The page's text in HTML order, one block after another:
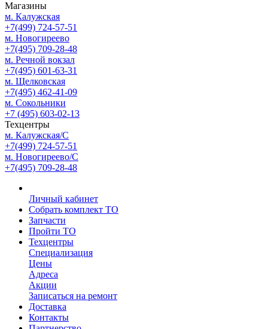
Магазины
м. Калужская
+7(499) 724-57-51
м. Новогиреево
+7(495) 709-28-48
м. Речной вокзал
+7(495) 601-63-31
м. Щелковская
+7(495) 462-41-09
м. Сокольники
+7 (495) 603-02-13
Техцентры
м. Калужская/С
+7(499) 724-57-51
м. Новогиреево/С
+7(495) 709-28-48
Личный кабинет
Собрать комплект ТО
Запчасти
Пройти ТО
Техцентры
Специализация
Цены
Адреса
Акции
Записаться на ремонт
Доставка
Контакты